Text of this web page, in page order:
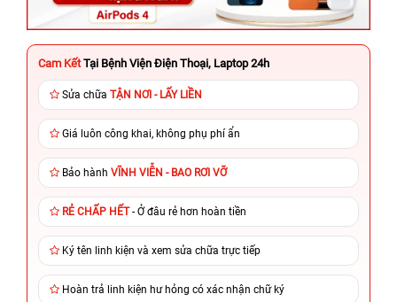
Cam Kết Tại Bệnh Viện Điện Thoại, Laptop 24h
Sửa chữa TẬN NƠI - LẤY LIỀN
Giá luôn công khai, không phụ phí ẩn
Bảo hành VĨNH VIỄN - BAO RƠI VỠ
RẺ CHẤP HẾT- Ở đâu rẻ hơn hoàn tiền
Ký tên linh kiện và xem sửa chữa trực tiếp
Hoàn trả linh kiện hư hỏng có xác nhận chữ ký